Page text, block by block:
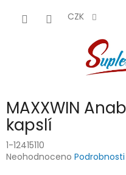
CZK
MAXXWIN
kapslí
1-12415110
Průměrné
Neohodnoceno